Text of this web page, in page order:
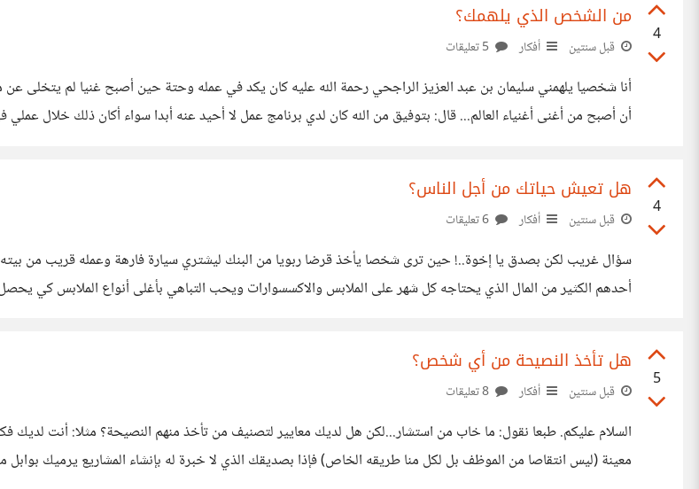
4
من الشخص الذي يلهمك؟
قبل سنتين أفكار
أنا شخصيا يلهمني سليمان بن عبد العزيز الراجحي رحمة الله عليه كان يكد في عمله وحتة حين أصبح غنيا لم يتخلى
4
هل تعيش حياتك من أجل الناس؟
قبل سنتين أفكار
سؤال غريب لكن بصدق يا إخوة..! حين ترى شخصا يأخذ قرضا ربويا من البنك ليشتري سيارة فارهة وعمله قريب من
أحدهم الكثير من المال الذي يحتاجه كل شهر على الملابس والاكسسوارات ويحب التباهي بأغلى أنواع الملابس كي
5
هل تأخذ النصيحة من أي شخص؟
قبل سنتين أفكار
السلام عليكم. طبعا نقول: ما
معينة (ليس انتقاصا من الموظف بل لكل منا طريقه الخاص) فإذا بصديقك الذي لا خبرة له بإنشاء المشاريع يرميك